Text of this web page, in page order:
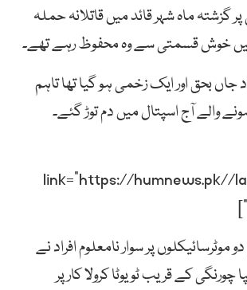
گزشتہ ماہ شہر قائد میں قاتلانہ حملہ
خوش قسمتی سے وہ محفوظ رہے تھے۔
جاں بحق اور ایک زخمی ہو گیا تھا تاہم
والے آج اسپتال میں دم توڑ گئے۔
link=”https://humnews.pk//
پر سوار نامعلوم افراد نے
چورنگی کے قریب ٹویوٹا کرولا کار پر